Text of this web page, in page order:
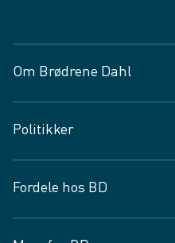
Om Brødrene Dahl
Vagttelefon 30 10 89 89
Spørgsmål og svar
Job og karriere
Fødevarekontrolrapport
Politikker
Privatlivspolitik
Cookies
Fordele hos BD